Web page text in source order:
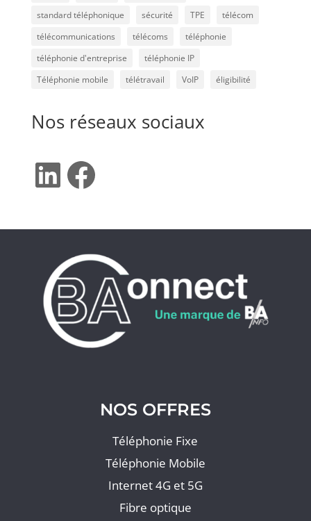
standard téléphonique
sécurité TPE
télécom
télécommunications
télécoms
téléphonie
téléphonie d'entreprise
téléphonie IP
Téléphonie mobile
télétravail VoIP éligibilité
Nos réseaux sociaux
LinkedIn
Facebook
NOS OFFRES
Téléphonie Fixe
Téléphonie Mobile
Internet 4G et 5G
Fibre optique